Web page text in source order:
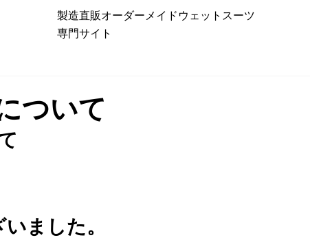
製造直販オーダーメイドウェットスーツ
専門サイト
ついて
ました。